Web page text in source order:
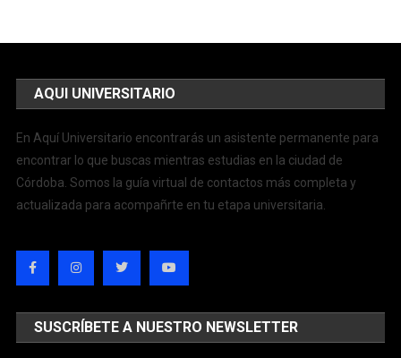
AQUI UNIVERSITARIO
En Aquí Universitario encontrarás un asistente permanente para
encontrar lo que buscas mientras estudias en la ciudad de
Córdoba. Somos la guía virtual de contactos más completa y
actualizada para acompañrte en tu etapa universitaria.
SUSCRÍBETE A NUESTRO NEWSLETTER